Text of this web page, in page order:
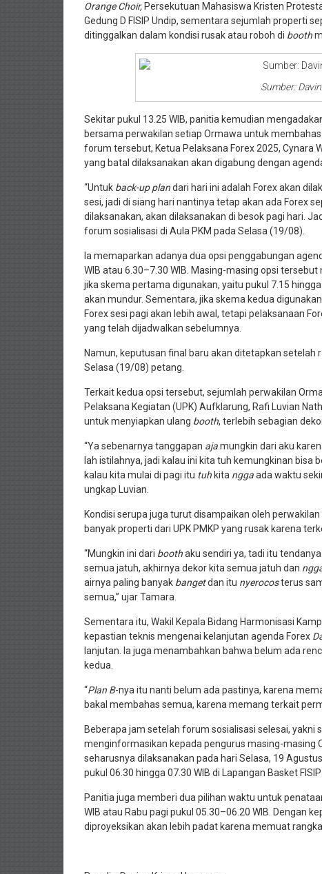
Orange Choir, Persekutuan Mahasiswa Kristen
Gedung D FISIP Undip, sementara sejumlah properti
ditinggalkan dalam kondisi rusak atau roboh di booth
Sumber:
Sekitar pukul 13.25 WIB, panitia kemudian
bersama perwakilan setiap Ormawa untuk
forum tersebut, Ketua Pelaksana Forex 2025, Cynara
yang batal dilaksanakan akan digabung dengan
“Untuk back-up plandari hari ini adalah Forex akan
sesi, jadi di siang hari nantinya tetap akan ada Forex
dilaksanakan, akan dilaksanakan di besok pagi hari.
forum sosialisasi di Aula PKM pada Selasa (19/08).
Ia memaparkan adanya dua opsi penggabungan
WIB atau 6.30–7.30 WIB. Masing-masing opsi
jika skema pertama digunakan, yaitu pukul 7.15
akan mundur. Sementara, jika skema kedua
Forex sesi pagi akan lebih awal, tetapi pelaksanaan
yang telah dijadwalkan sebelumnya.
Namun, keputusan final baru akan ditetapkan
Selasa (19/08) petang.
Terkait kedua opsi tersebut, sejumlah perwakilan
Pelaksana Kegiatan (UPK) Aufklarung, Rafi Luvian
untuk menyiapkan ulang booth, terlebih sebagian
“Ya sebenarnya tanggapan ajamungkin dari aku
lah istilahnya, jadi kalau ini kita tuh kemungkinan bisa
kalau kita mulai di pagi itu tuh kita nggaada waktu
ungkap Luvian.
Kondisi serupa juga turut disampaikan oleh
banyak properti dari UPK PMKP yang rusak karena
“Mungkin ini dari boothaku sendiri ya, tadi itu
semua jatuh, akhirnya dekor kita semua jatuh dan
airnya paling banyak bangetdan itu nyerocosterus
semua,” ujar Tamara.
Sementara itu, Wakil Kepala Bidang Harmonisasi
kepastian teknis mengenai kelanjutan agenda Forex
lanjutan. Ia juga menambahkan bahwa belum ada
kedua.
“Plan B-nya itu nanti belum ada pastinya, karena
bakal membahas semua, karena memang terkait
Beberapa jam setelah forum sosialisasi selesai, yakni
menginformasikan kepada pengurus masing-masing
seharusnya dilaksanakan pada hari Selasa, 19
pukul 06.30 hingga 07.30 WIB di Lapangan Basket FISIP
Panitia juga memberi dua pilihan waktu untuk
WIB atau Rabu pagi pukul 05.30–06.20 WIB. Dengan
diproyeksikan akan lebih padat karena memuat